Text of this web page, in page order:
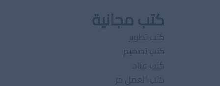
كتب مجانية
كتب تطوير
كتب تصميم
كتب عتاد
كتب العمل حر